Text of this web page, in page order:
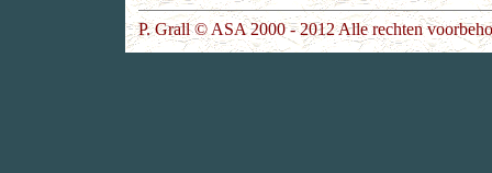
P. Grall © ASA 2000 - 2012 Alle rechten